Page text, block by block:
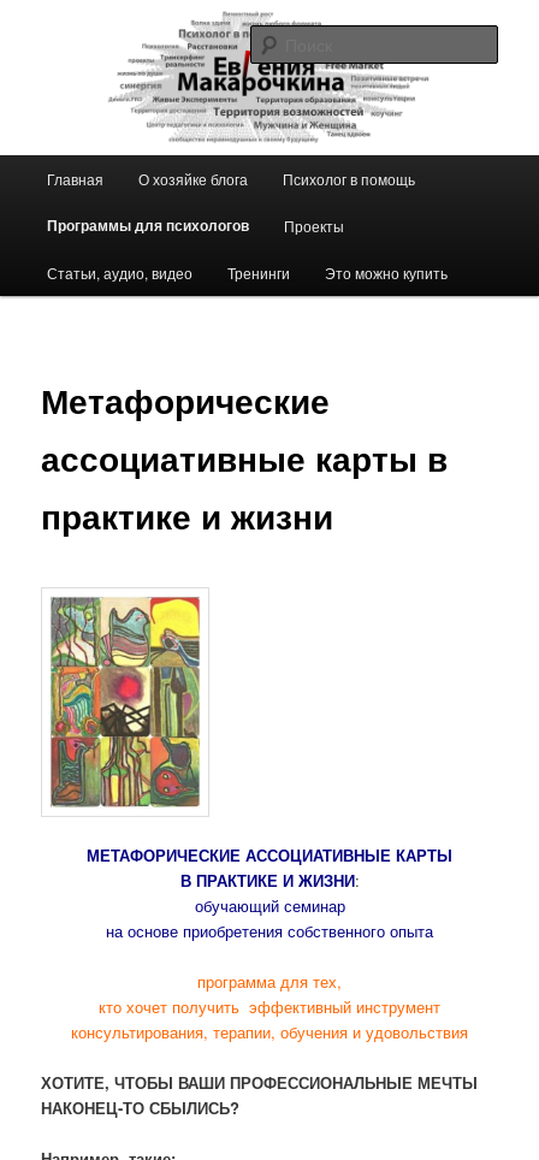
Блог ЕвГении Макарочкиной
Главная О хозяйке блога Психолог в помощь
Программы для психологов Проекты
Статьи, аудио, видео Тренинги Это можно купить
Метафорические
ассоциативные карты в
практике и жизни
МЕТАФОРИЧЕСКИЕ АССОЦИАТИВНЫЕ КАРТЫ
В ПРАКТИКЕ И ЖИЗНИ:
обучающий семинар
на основе приобретения собственного опыта
программа для тех,
кто хочет получить эффективный инструмент
консультирования, терапии, обучения и удовольствия
ХОТИТЕ, ЧТОБЫ ВАШИ ПРОФЕССИОНАЛЬНЫЕ МЕЧТЫ
НАКОНЕЦ-ТО СБЫЛИСЬ?